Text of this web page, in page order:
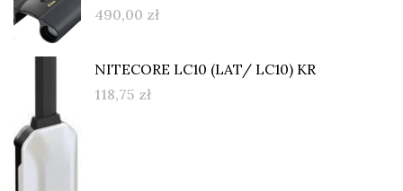
490,00 zł
NITECORE LC10 (LAT/ LC10) KR
118,75 zł